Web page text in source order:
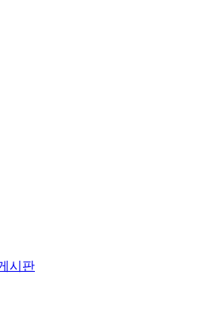
시판